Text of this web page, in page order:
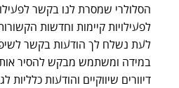
הסלולרי שמסרת לנו בקשר
לפעילויות קיימות וחדשות
לעת נשלח לך הודעות בקשר
במידה ומשתמש מבקש להסיר
דיוורים שיווקיים והודעות כלליות